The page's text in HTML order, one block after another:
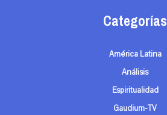
Categorías
América Latina
Análisis
Espiritualidad
Gaudium-TV